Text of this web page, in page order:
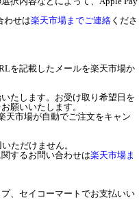
わせは楽天市場までご連絡 くださ
を記載したメールを楽天市場か
たします。お受け取り希望日を
願いいたします。
天市場が自動でご注文をキャン
ただけません。
するお問い合わせは楽天市場ま
、セイコーマートでお支払いい